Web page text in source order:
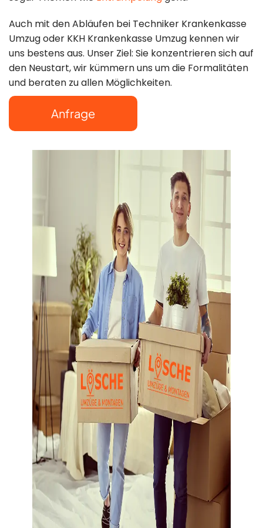
Auch mit den Abläufen bei Techniker Krankenkasse
Umzug oder KKH Krankenkasse Umzug kennen wir
uns bestens aus. Unser Ziel: Sie konzentrieren sich auf
den Neustart, wir kümmern uns um die Formalitäten
und beraten zu allen Möglichkeiten.
Anfrage
Buchholzer Str.
65, 13156 Berlin
Mo–So: 8:00–
22:00 Uhr